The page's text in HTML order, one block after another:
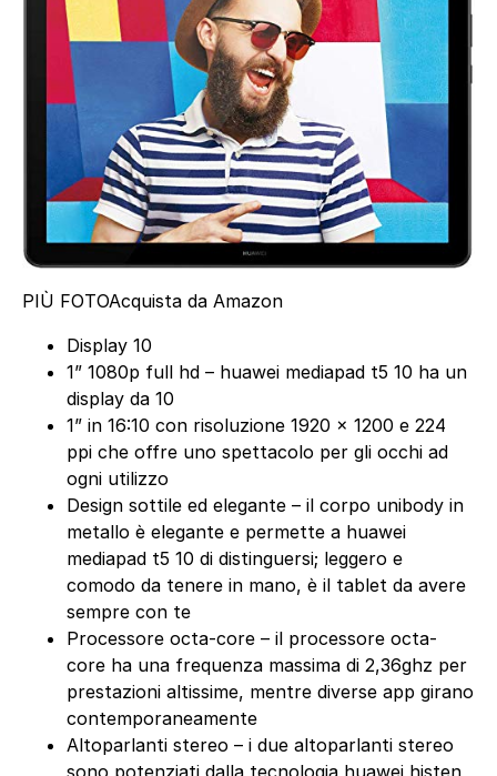
PIÙ FOTOAcquista da Amazon
Display 10
1” 1080p full hd – huawei mediapad t5 10 ha un
display da 10
1” in 16:10 con risoluzione 1920 x 1200 e 224
ppi che offre uno spettacolo per gli occhi ad
ogni utilizzo
Design sottile ed elegante – il corpo unibody in
metallo è elegante e permette a huawei
mediapad t5 10 di distinguersi; leggero e
comodo da tenere in mano, è il tablet da avere
sempre con te
Processore octa-core – il processore octa-
core ha una frequenza massima di 2,36ghz per
prestazioni altissime, mentre diverse app girano
contemporaneamente
Altoparlanti stereo – i due altoparlanti stereo
sono potenziati dalla tecnologia huawei histen